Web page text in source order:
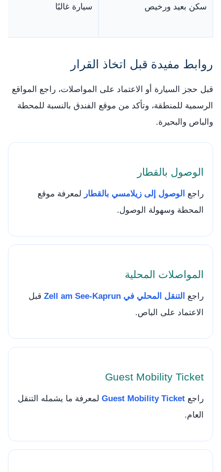
سكن بعيد ورخيص سيارة غالبًا
روابط مفيدة قبل اتخاذ القرار
قبل حجز السيارة أو الاعتماد على المواصلات، راجع المواقع
الرسمية للمنطقة، وتأكد من موقع الفندق بالنسبة للمحطة
والباص والبحيرة.
الوصول بالقطار
راجع الوصول إلى زيلامسي بالقطار لمعرفة موقع
المحطة وسهولة الوصول.
المواصلات المحلية
راجع التنقل المحلي في Zell am See-Kaprun
قبل
الاعتماد على الباص.
Guest Mobility Ticket
راجع Guest Mobility Ticket لمعرفة ما يشمله التنقل
العام.